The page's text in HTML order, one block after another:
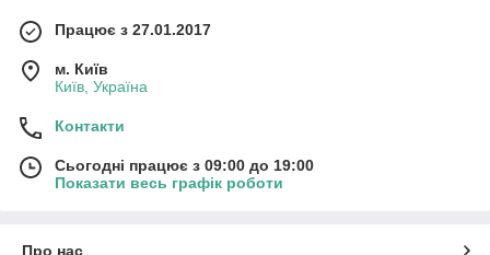
Працює з 27.01.2017
м. Київ
Київ, Україна
Контакти
Сьогодні працює з 09:00 до 19:00
Показати весь графік роботи
Про нас